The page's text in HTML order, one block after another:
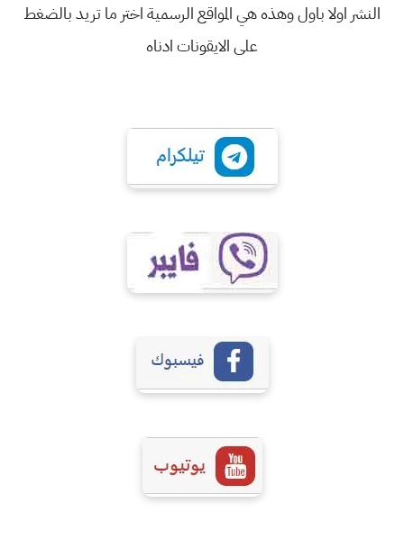
النشر اولا باول وهذه هي المواقع الرسمية اختر ما تريد بالضغط
على الايقونات ادناه